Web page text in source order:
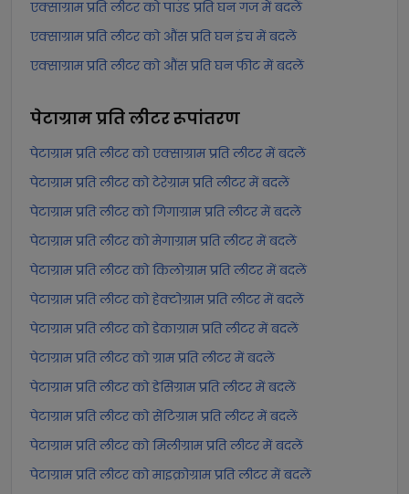
एक्साग्राम प्रति लीटर को पाउंड प्रति घन गज में बदलें
एक्साग्राम प्रति लीटर को औंस प्रति घन इंच में बदलें
एक्साग्राम प्रति लीटर को औंस प्रति घन फीट में बदलें
पेटाग्राम प्रति लीटररूपांतरण
पेटाग्राम प्रति लीटर को एक्साग्राम प्रति लीटर में बदलें
पेटाग्राम प्रति लीटर को टेरेग्राम प्रति लीटर में बदलें
पेटाग्राम प्रति लीटर को गिगाग्राम प्रति लीटर में बदलें
पेटाग्राम प्रति लीटर को मेगाग्राम प्रति लीटर में बदलें
पेटाग्राम प्रति लीटर को किलोग्राम प्रति लीटर में बदलें
पेटाग्राम प्रति लीटर को हेक्टोग्राम प्रति लीटर में बदलें
पेटाग्राम प्रति लीटर को डेकाग्राम प्रति लीटर में बदलें
पेटाग्राम प्रति लीटर को ग्राम प्रति लीटर में बदलें
पेटाग्राम प्रति लीटर को डेसिग्राम प्रति लीटर में बदलें
पेटाग्राम प्रति लीटर को सेंटिग्राम प्रति लीटर में बदलें
पेटाग्राम प्रति लीटर को मिलीग्राम प्रति लीटर में बदलें
पेटाग्राम प्रति लीटर को माइक्रोग्राम प्रति लीटर में बदलें